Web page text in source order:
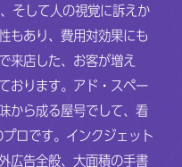
そして人の視覚に訴えか
もあり、費用対効果にも
来店した、お客が増え
おります。アド・スペー
から成る屋号でして、看
ロです。インクジェット
広告全般、大面積の手書